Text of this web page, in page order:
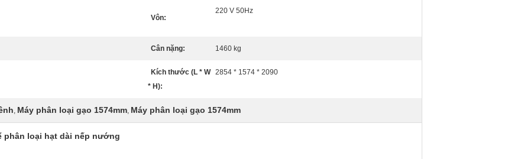
Vôn:
220 V 50Hz
Cân nặng: 1460 kg
Kích thước (L * W
* H):
2854 * 1574 * 2090
, Máy phân loại gạo 1574mm, Máy phân loại gạo 1574mm
phân loại hạt dài nếp nướng